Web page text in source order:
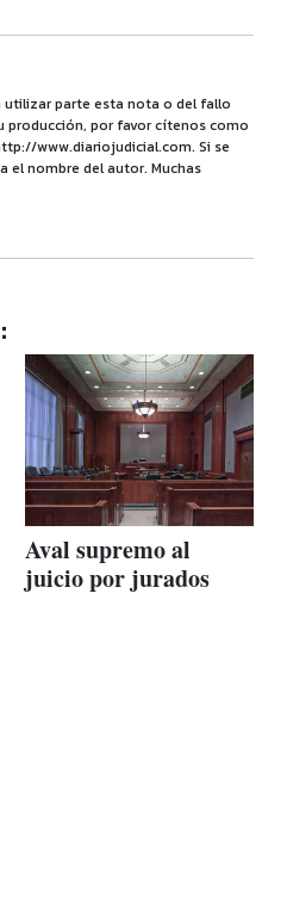
utilizar parte esta nota o del fallo
por favor cítenos como
www.diariojudicial.com. Si se
el nombre del autor. Muchas
Aval supremo al
juicio por jurados